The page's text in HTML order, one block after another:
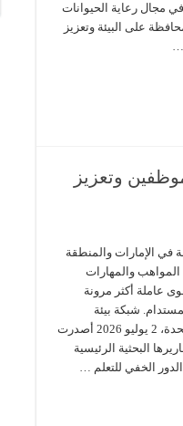
في مجال رعاية الحيوانات
على البيئة وتعزيز
…
وتعزيز
1,691 مؤسسة في الإمارات والمنطقة
والمهارات
عاملة أكثر مرونة
شبكة بيئة
أبوظبي، الإمارات العربية المتحدة، 2 يوليو 2026 أصدرت
البحثية الرئيسية
الدور الخفي للتعلم …